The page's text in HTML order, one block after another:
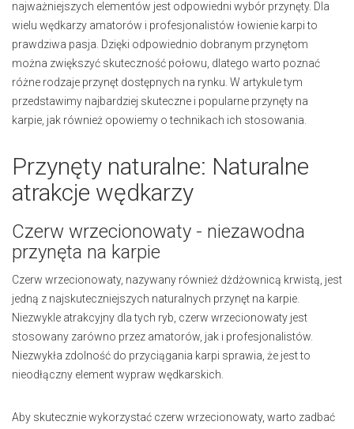
najważniejszych elementów jest odpowiedni wybór przynęty. Dla
wielu wędkarzy amatorów i profesjonalistów łowienie karpi to
prawdziwa pasja. Dzięki odpowiednio dobranym przynętom
można zwiększyć skuteczność połowu, dlatego warto poznać
różne rodzaje przynęt dostępnych na rynku. W artykule tym
przedstawimy najbardziej skuteczne i popularne przynęty na
karpie, jak również opowiemy o technikach ich stosowania.
Przynęty naturalne: Naturalne
atrakcje wędkarzy
Czerw wrzecionowaty - niezawodna
przynęta na karpie
Czerw wrzecionowaty, nazywany również dżdżownicą krwistą, jest
jedną z najskuteczniejszych naturalnych przynęt na karpie.
Niezwykle atrakcyjny dla tych ryb, czerw wrzecionowaty jest
stosowany zarówno przez amatorów, jak i profesjonalistów.
Niezwykła zdolność do przyciągania karpi sprawia, że jest to
nieodłączny element wypraw wędkarskich.
Aby skutecznie wykorzystać czerw wrzecionowaty, warto zadbać